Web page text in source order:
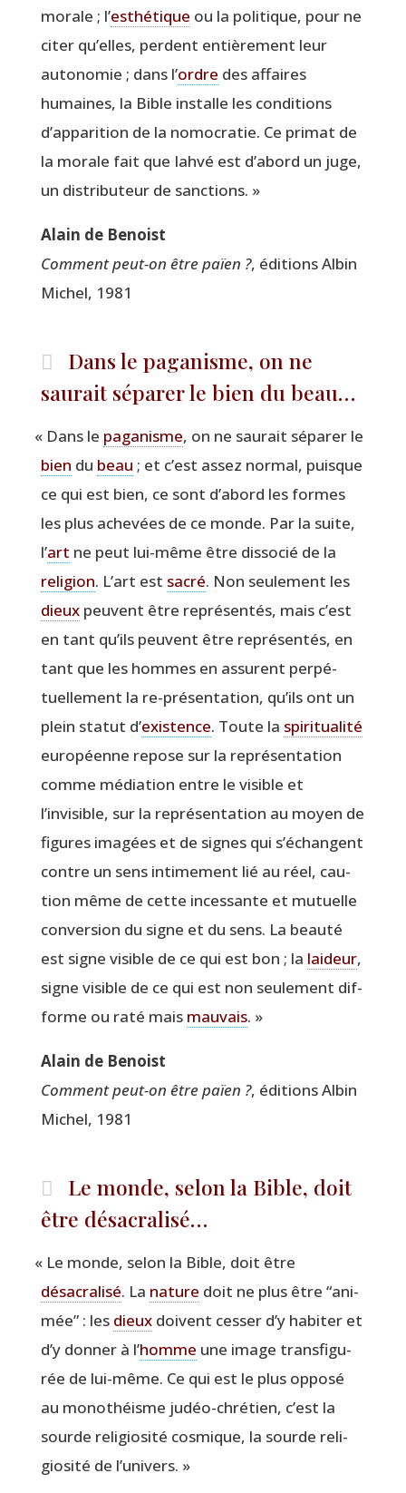
morale ; l’esthé­tique ou la poli­tique, pour ne
citer qu’elles, perdent entiè­re­ment leur
auto­no­mie ; dans l’ordre des affaires
humaines, la Bible ins­talle les condi­tions
d’apparition de la nomo­cra­tie. Ce pri­mat de
la morale fait que Iah­vé est d’abord un juge,
un dis­tri­bu­teur de sanctions. »
Alain de Benoist
Com­ment peut-on être païen ?, édi­tions Albin
Michel, 1981
Dans le paganisme, on ne
saurait séparer le bien du beau…
« Dans le paga­nisme, on ne sau­rait sépa­rer le
bien du beau ; et c’est assez nor­mal, puisque
ce qui est bien, ce sont d’abord les formes
les plus ache­vées de ce monde. Par la suite,
l’art ne peut lui-même être dis­so­cié de la
reli­gion. L’art est sacré. Non seule­ment les
dieuxpeuvent être repré­sen­tés, mais c’est
en tant qu’ils peuvent être repré­sen­tés, en
tant que les hommes en assurent per­pé­
tuel­le­ment la re-pré­sen­ta­tion, qu’ils ont un
plein sta­tut d’exis­tence. Toute la spi­ri­tua­li­té
euro­péenne repose sur la repré­sen­ta­tion
comme média­tion entre le visible et
l’invisible, sur la repré­sen­ta­tion au moyen de
figures ima­gées et de signes qui s’échangent
contre un sens inti­me­ment lié au réel, cau­
tion même de cette inces­sante et mutuelle
conver­sion du signe et du sens. La beau­té
est signe visible de ce qui est bon ; la lai­deur,
signe visible de ce qui est non seule­ment dif­
forme ou raté mais mau­vais. »
Alain de Benoist
Com­ment peut-on être païen ?, édi­tions Albin
Michel, 1981
Le monde, selon la Bible, doit
être désacralisé…
« Le monde, selon la Bible, doit être
désa­cra­li­sé. La nature doit ne plus être “ani­
mée” : les dieuxdoivent ces­ser d’y habi­ter et
d’y don­ner à l’homme une image trans­fi­gu­
rée de lui-même. Ce qui est le plus oppo­sé
au mono­théisme judéo-chré­tien, c’est la
sourde reli­gio­si­té cos­mique, la sourde reli­
gio­si­té de l’univers. »